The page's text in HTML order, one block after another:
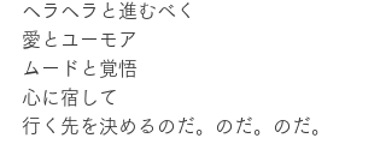
ヘラヘラと進むべく
愛とユーモア
ムードと覚悟
心に宿して
行く先を決めるのだ。のだ。のだ。